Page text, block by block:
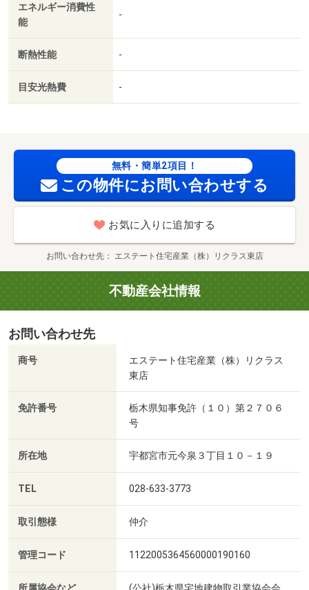
エネルギー消費性
能
-
断熱性能 -
目安光熱費 -
無料・簡単2項目！
この物件にお問い合わせする
お気に入りに追加する
お問い合わせ先 エステート住宅産業（株）リクラス東店
不動産会社情報
お問い合わせ先
商号
エステート住宅産業（株）リクラス
東店
免許番号
栃木県知事免許（１０）第２７０６
号
所在地 宇都宮市元今泉３丁目１０－１９
TEL 028-633-3773
取引態様 仲介
管理コード 1122005364560000190160